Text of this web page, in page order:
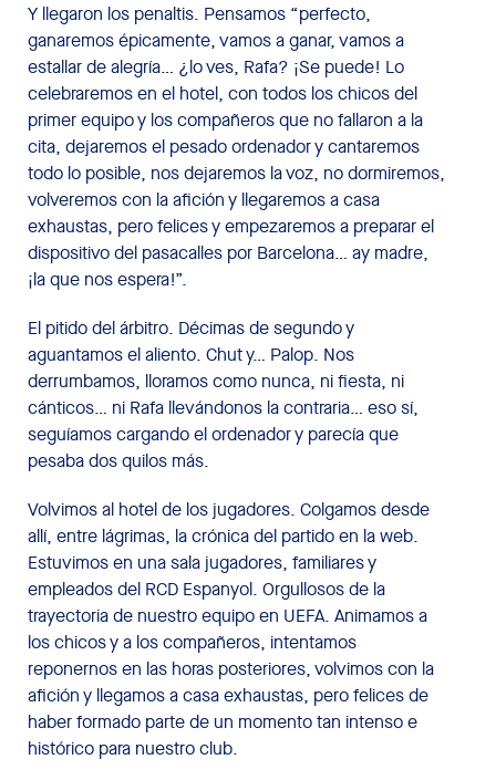
Y llegaron los penaltis. Pensamos “perfecto,
ganaremos épicamente, vamos a ganar, vamos a
estallar de alegría… ¿lo ves, Rafa? ¡Se puede! Lo
celebraremos en el hotel, con todos los chicos del
primer equipo y los compañeros que no fallaron a la
cita, dejaremos el pesado ordenador y cantaremos
todo lo posible, nos dejaremos la voz, no dormiremos,
volveremos con la afición y llegaremos a casa
exhaustas, pero felices y empezaremos a preparar el
dispositivo del pasacalles por Barcelona… ay madre,
¡la que nos espera!”.
El pitido del árbitro. Décimas de segundo y
aguantamos el aliento. Chut y… Palop. Nos
derrumbamos, lloramos como nunca, ni fiesta, ni
cánticos… ni Rafa llevándonos la contraria… eso sí,
seguíamos cargando el ordenador y parecía que
pesaba dos quilos más.
Volvimos al hotel de los jugadores. Colgamos desde
allí, entre lágrimas, la crónica del partido en la web.
Estuvimos en una sala jugadores, familiares y
empleados del RCD Espanyol. Orgullosos de la
trayectoria de nuestro equipo en UEFA. Animamos a
los chicos y a los compañeros, intentamos
reponernos en las horas posteriores, volvimos con la
afición y llegamos a casa exhaustas, pero felices de
haber formado parte de un momento tan intenso e
histórico para nuestro club.